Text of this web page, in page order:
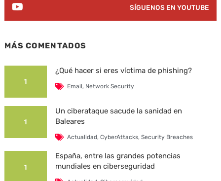
SÍGUENOS EN YOUTUBE
MÁS COMENTADOS
1
¿Qué hacer si eres víctima de phishing?
Email, Network Security
1
Un ciberataque sacude la sanidad en
Baleares
Actualidad,CyberAttacks,Security Breaches
1
España, entre las grandes potencias
mundiales en ciberseguridad